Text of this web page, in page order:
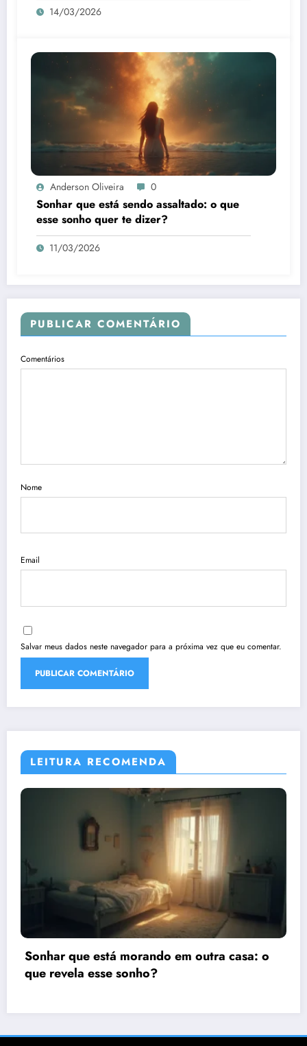
14/03/2026
Anderson Oliveira 0
Sonhar que está sendo assaltado: o que
esse sonho quer te dizer?
11/03/2026
PUBLICAR COMENTÁRIO
Comentários
Nome
Email
Salvar meus dados neste navegador para a próxima vez que eu comentar.
LEITURA RECOMENDA
casa: o
Sonhar que está viajando de
significado e interpretação